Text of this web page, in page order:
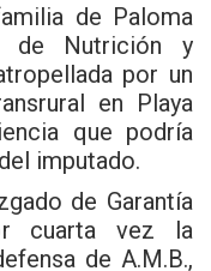
de Paloma
de Nutrición y
por un
en Playa
que podría
imputado.
de Garantía
cuarta vez la
de A.M.B.,